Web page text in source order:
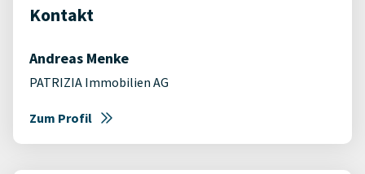
Kontakt
Andreas Menke
PATRIZIA Immobilien AG
Zum Profil